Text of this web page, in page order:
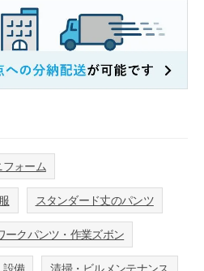
ォーム
スタンダード丈のパンツ
ークパンツ・作業ズボン
設備 清掃・ビルメンテナンス